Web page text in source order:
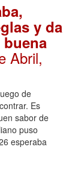
y da
Abril,
de
Es
sabor de
puso
esperaba